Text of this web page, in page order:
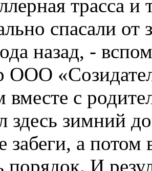
трасса и
спасали от
назад, -
ООО
вместе с
здесь зимний
забеги, а
порядок. И